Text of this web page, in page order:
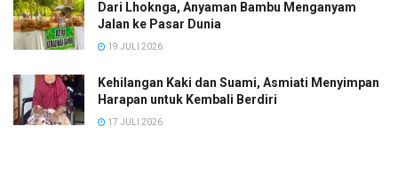
Dari Lhoknga, Anyaman Bambu Menganyam
Jalan ke Pasar Dunia
19 JULI 2026
Kehilangan Kaki dan Suami, Asmiati Menyimpan
Harapan untuk Kembali Berdiri
17 JULI 2026